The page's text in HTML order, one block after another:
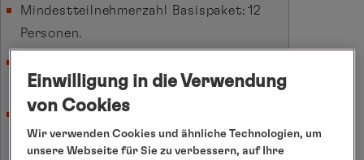
Mindestteilnehmerzahl Basispaket: 12
Personen.
Personen.
Bei nicht erreichter Mindestteilnehmerzahl
erfolgt die Absage spätestens acht Wochen
Einwilligung in die Verwendung
von Cookies
Wir verwenden Cookies und ähnliche Technologien, um
unsere Webseite für Sie zu verbessern, auf Ihre